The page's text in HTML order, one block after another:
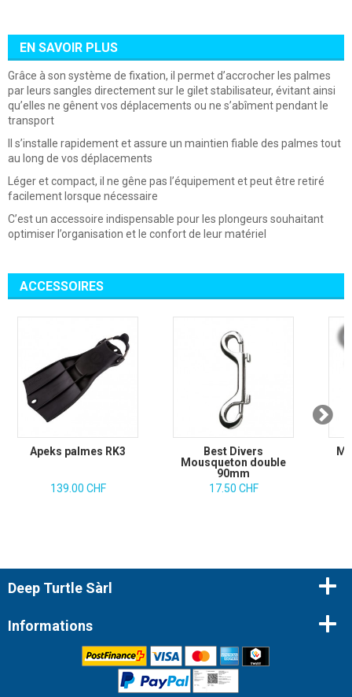
EN SAVOIR PLUS
Grâce à son système de fixation, il permet d’accrocher les palmes
par leurs sangles directement sur le gilet stabilisateur, évitant ainsi
qu’elles ne gênent vos déplacements ou ne s’abîment pendant le
transport
Il s’installe rapidement et assure un maintien fiable des palmes tout
au long de vos déplacements
Léger et compact, il ne gêne pas l’équipement et peut être retiré
facilement lorsque nécessaire
C’est un accessoire indispensable pour les plongeurs souhaitant
optimiser l’organisation et le confort de leur matériel
ACCESSOIRES
Apeks palmes RK3
139.00 CHF
Best Divers
Mousqueton double
90mm
17.50 CHF
Deep Turtle Sàrl
Informations